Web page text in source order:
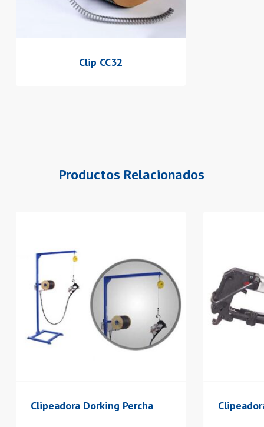
Clip CC32
Productos Relacionados
Clipeadora Dorking Percha